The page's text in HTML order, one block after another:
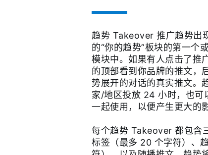
趋势 Takeover 推广趋势出
的“你的趋势”板块的第一个
模块中。如果有人点击了推
的顶部看到你品牌的推文，
势展开的对话的真实推文。
家/地区投放 24 小时，也可
一起使用，以便产生更大的
每个趋势 Takeover 都包含
标签（最多 20 个字符）、